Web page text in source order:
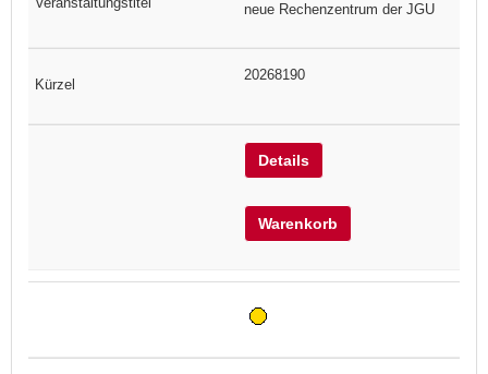
neue Rechenzentrum der JGU
20268190
Details
Warenkorb